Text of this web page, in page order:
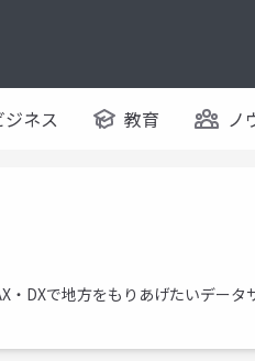
ジネス 教育 ノ
・DXで地方をもりあげたいデータ